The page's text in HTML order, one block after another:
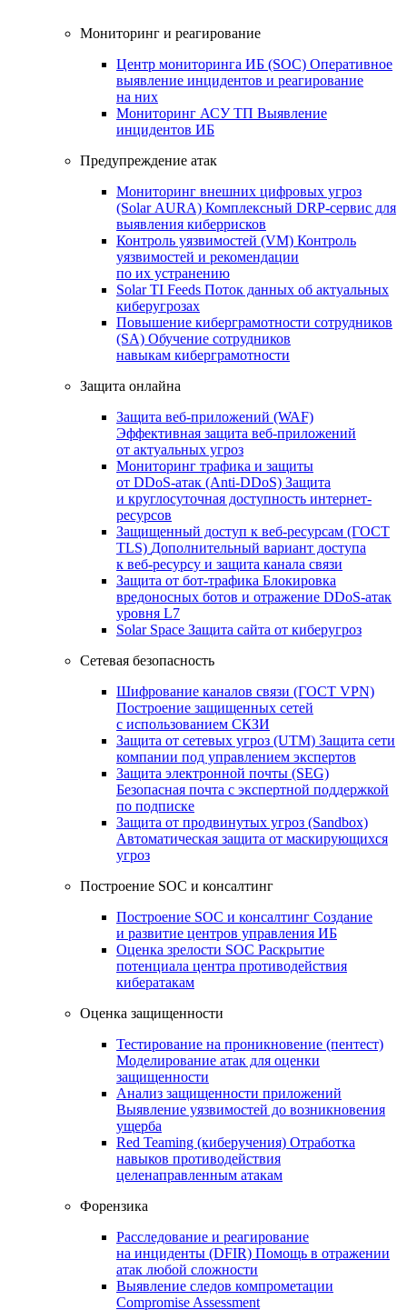
Мониторинг и реагирование
Центр мониторинга ИБ (SOC) Оперативное
выявление инцидентов и реагирование
на них
Мониторинг АСУ ТП Выявление
инцидентов ИБ
Предупреждение атак
Мониторинг внешних цифровых угроз
(Solar AURA) Комплексный DRP-сервис для
выявления киберрисков
Контроль уязвимостей (VM) Контроль
уязвимостей и рекомендации
по их устранению
Solar TI Feeds Поток данных об актуальных
киберугрозах
Повышение киберграмотности сотрудников
(SA) Обучение сотрудников
навыкам киберграмотности
Защита онлайна
Защита веб-приложений (WAF)
Эффективная защита веб-приложений
от актуальных угроз
Мониторинг трафика и защиты
от DDoS‑атак (Anti‑DDoS) Защита
и круглосуточная доступность интернет-
ресурсов
Защищенный доступ к веб-ресурсам (ГОСТ
TLS) Дополнительный вариант доступа
к веб‑ресурсу и защита канала связи
Защита от бот‑трафика Блокировка
вредоносных ботов и отражение DDoS‑атак
уровня L7
Solar Space Защита сайта от киберугроз
Сетевая безопасность
Шифрование каналов связи (ГОСТ VPN)
Построение защищенных сетей
с использованием СКЗИ
Защита от сетевых угроз (UTM) Защита сети
компании под управлением экспертов
Защита электронной почты (SEG)
Безопасная почта с экспертной поддержкой
по подписке
Защита от продвинутых угроз (Sandbox)
Автоматическая защита от маскирующихся
угроз
Построение SOC и консалтинг
Построение SOC и консалтинг Создание
и развитие центров управления ИБ
Оценка зрелости SOC Раскрытие
потенциала центра противодействия
кибератакам
Оценка защищенности
Тестирование на проникновение (пентест)
Моделирование атак для оценки
защищенности
Анализ защищенности приложений
Выявление уязвимостей до возникновения
ущерба
Red Teaming (киберучения) Отработка
навыков противодействия
целенаправленным атакам
Форензика
Расследование и реагирование
на инциденты (DFIR) Помощь в отражении
атак любой сложности
Выявление следов компрометации
Compromise Assessment